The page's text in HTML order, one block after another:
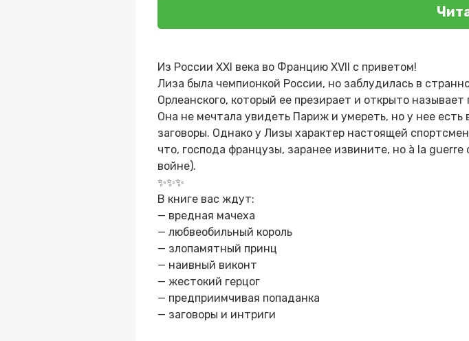
Из России XXI века во Францию XVII с приветом!
Лиза была чемпионкой России, но заблудилась в
Орлеанского, который ее презирает и открыто
Она не мечтала увидеть Париж и умереть, но у нее
заговоры. Однако у Лизы характер настоящей
что, господа французы, заранее извините, но à la
войне).
✨✨✨
В книге вас ждут:
— вредная мачеха
— любвеобильный король
— злопамятный принц
— наивный виконт
— жестокий герцог
— предприимчивая попаданка
— заговоры и интриги